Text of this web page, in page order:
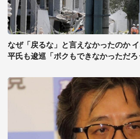
なぜ「戻るな」と言えなかったのか
平氏も逡巡「ボクもできなかっただろ